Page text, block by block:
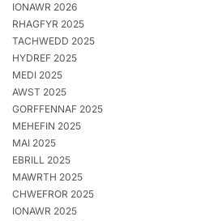
IONAWR 2026
RHAGFYR 2025
TACHWEDD 2025
HYDREF 2025
MEDI 2025
AWST 2025
GORFFENNAF 2025
MEHEFIN 2025
MAI 2025
EBRILL 2025
MAWRTH 2025
CHWEFROR 2025
IONAWR 2025